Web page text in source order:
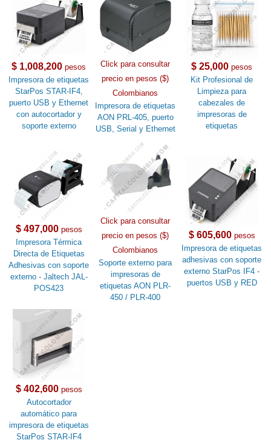
$ 1,008,200 pesos
Impresora de etiquetas
StarPos STAR-IF4,
puerto USB y Ethernet
con autocortador y
soporte externo
Click para consultar
precio en pesos ($)
Colombianos
Impresora de etiquetas
AON PRL-405, puerto
USB, Serial y Ethernet
$ 25,000 pesos
Kit Profesional de
Limpieza para
cabezales de
impresoras de
etiquetas
$ 497,000pesos
Impresora Térmica
Directa de Etiquetas
Adhesivas con soporte
externo - Jaltech JAL-
POS423
Click para consultar
precio en pesos ($)
Colombianos
Soporte externo para
impresoras de
etiquetas AON PLR-
450 / PLR-400
$ 605,600pesos
Impresora de etiquetas
adhesivas con soporte
externo StarPos IF4 -
puertos USB y RED
$ 402,600pesos
Autocortador
automático para
impresora de etiquetas
StarPos STAR-IF4